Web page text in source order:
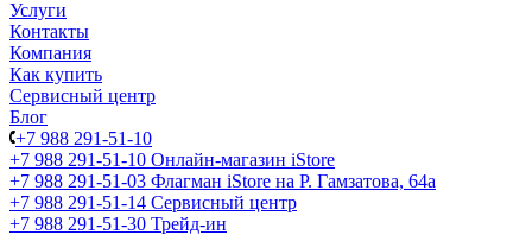
Услуги
Контакты
Компания
Как купить
Сервисный центр
Блог
+7 988 291-51-10
+7 988 291-51-10 Онлайн-магазин iStore
+7 988 291-51-03 Флагман iStore на Р. Гамзатова, 64а
+7 988 291-51-14 Сервисный центр
+7 988 291-51-30 Трейд-ин